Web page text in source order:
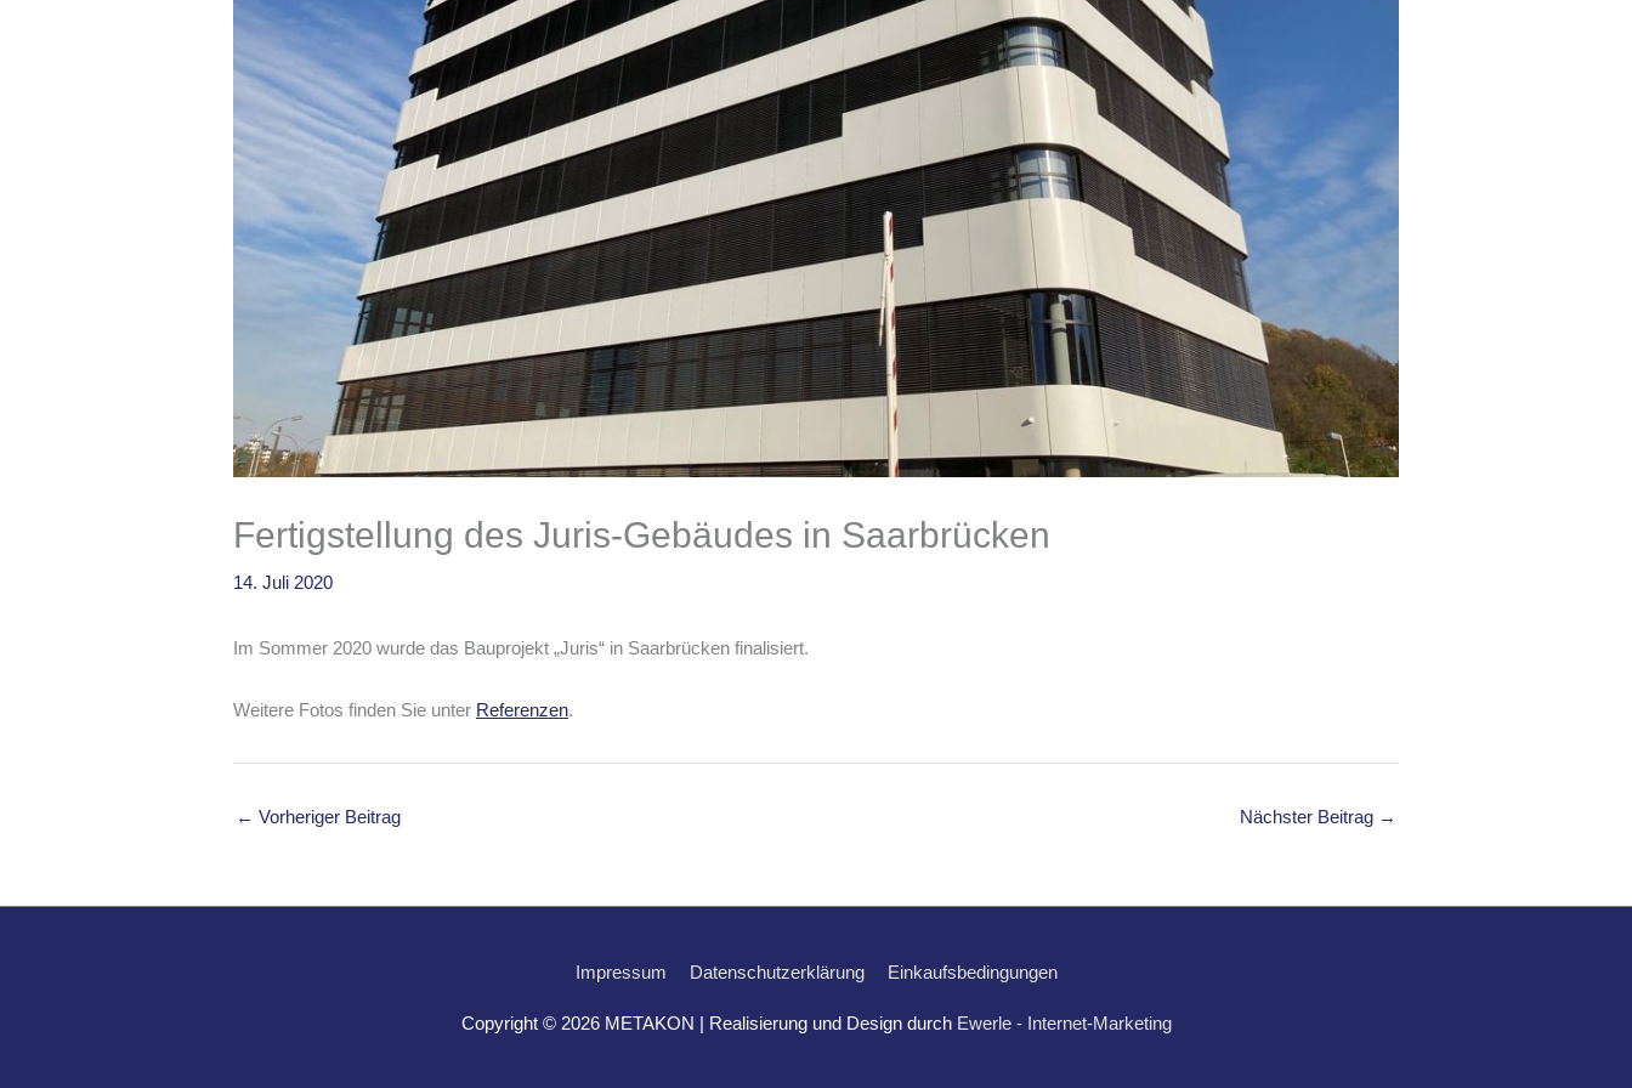
Fertigstellung des Juris-Gebäudes in Saarbrücken
14. Juli 2020
Im Sommer 2020 wurde das Bauprojekt „Juris“ in Saarbrücken finalisiert.
Weitere Fotos finden Sie unter Referenzen.
← Vorheriger Beitrag Nächster Beitrag →
Impressum Datenschutzerklärung Einkaufsbedingungen
Copyright © 2026 METAKON | Realisierung und Design durch Ewerle - Internet-Marketing